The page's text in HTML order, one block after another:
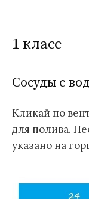
1 класс
Сосуды с
Кликай по
для полива.
указано на